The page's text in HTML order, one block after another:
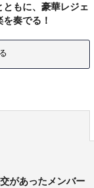
もに、豪華レジェ
奏でる！
があったメンバー